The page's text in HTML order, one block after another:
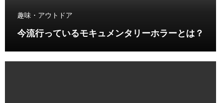
趣味・アウトドア
今流行っているモキュメンタリーホラーとは？